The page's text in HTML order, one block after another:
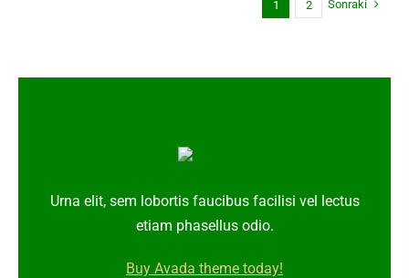
1 2 Sonraki
Urna elit, sem lobortis faucibus facilisi vel lectus
etiam phasellus odio.
Buy Avada theme today!